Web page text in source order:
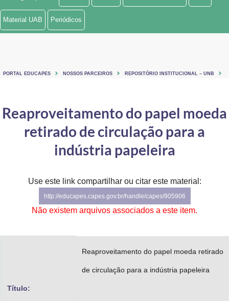
Ministério de Minas e Energia
Controladoria-Geral da União
Ministério da Mulher, da Família e dos Direitos Humanos
Secretaria de Governo
Gabinete de Segurança Institucional
Material UAB Periódicos
PORTAL EDUCAPES NOSSOS PARCEIROS REPOSITÓRIO INSTITUCIONAL – UNB
Reaproveitamento do papel moeda
retirado de circulação para a
indústria papeleira
Use este link compartilhar ou citar este material:
http://educapes.capes.gov.br/handle/capes/905906
Não existem arquivos associados a este item.
Título:
Reaproveitamento do papel moeda retirado
de circulação para a indústria papeleira